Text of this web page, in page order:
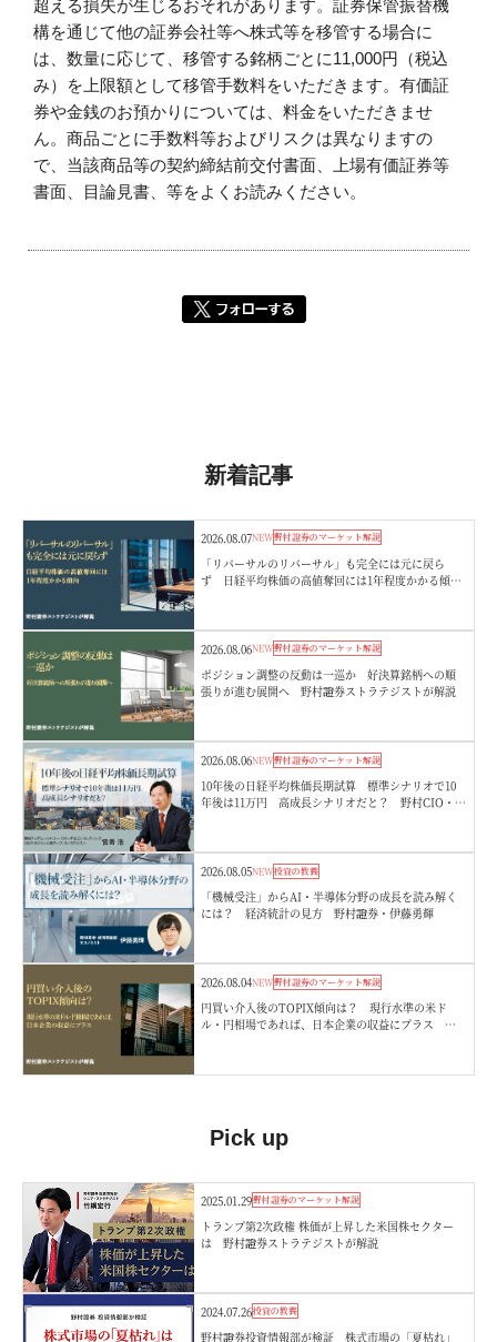
超える損失が生じるおそれがあります。証券保管振替機
構を通じて他の証券会社等へ株式等を移管する場合に
は、数量に応じて、移管する銘柄ごとに11,000円（税込
み）を上限額として移管手数料をいただきます。有価証
券や金銭のお預かりについては、料金をいただきませ
ん。商品ごとに手数料等およびリスクは異なりますの
で、当該商品等の契約締結前交付書面、上場有価証券等
書面、目論見書、等をよくお読みください。
新着記事
2026.08.07NEW野村證券のマーケット解説
「リバーサルのリバーサル」も完全には元に戻ら
ず 日経平均株価の高値奪回には1年程度かかる傾
2026.08.06NEW野村證券のマーケット解説
ポジション調整の反動は一巡か 好決算銘柄への順
張りが進む展開へ 野村證券ストラテジストが解説
2026.08.06NEW野村證券のマーケット解説
10年後の日経平均株価長期試算 標準シナリオで10
年後は11万円 高成長シナリオだと？ 野村CIO・宮
2026.08.05NEW投資の教養
「機械受注」からAI・半導体分野の成長を読み解く
には？ 経済統計の見方 野村證券・伊藤勇輝
2026.08.04NEW野村證券のマーケット解説
円買い介入後のTOPIX傾向は？ 現行水準の米ド
ル・円相場であれば、日本企業の収益にプラス 野
Pick up
2025.01.29野村證券のマーケット解説
トランプ第2次政権 株価が上昇した米国株セクター
は 野村證券ストラテジストが解説
2024.07.26投資の教養
野村證券投資情報部が検証 株式市場の「夏枯れ」